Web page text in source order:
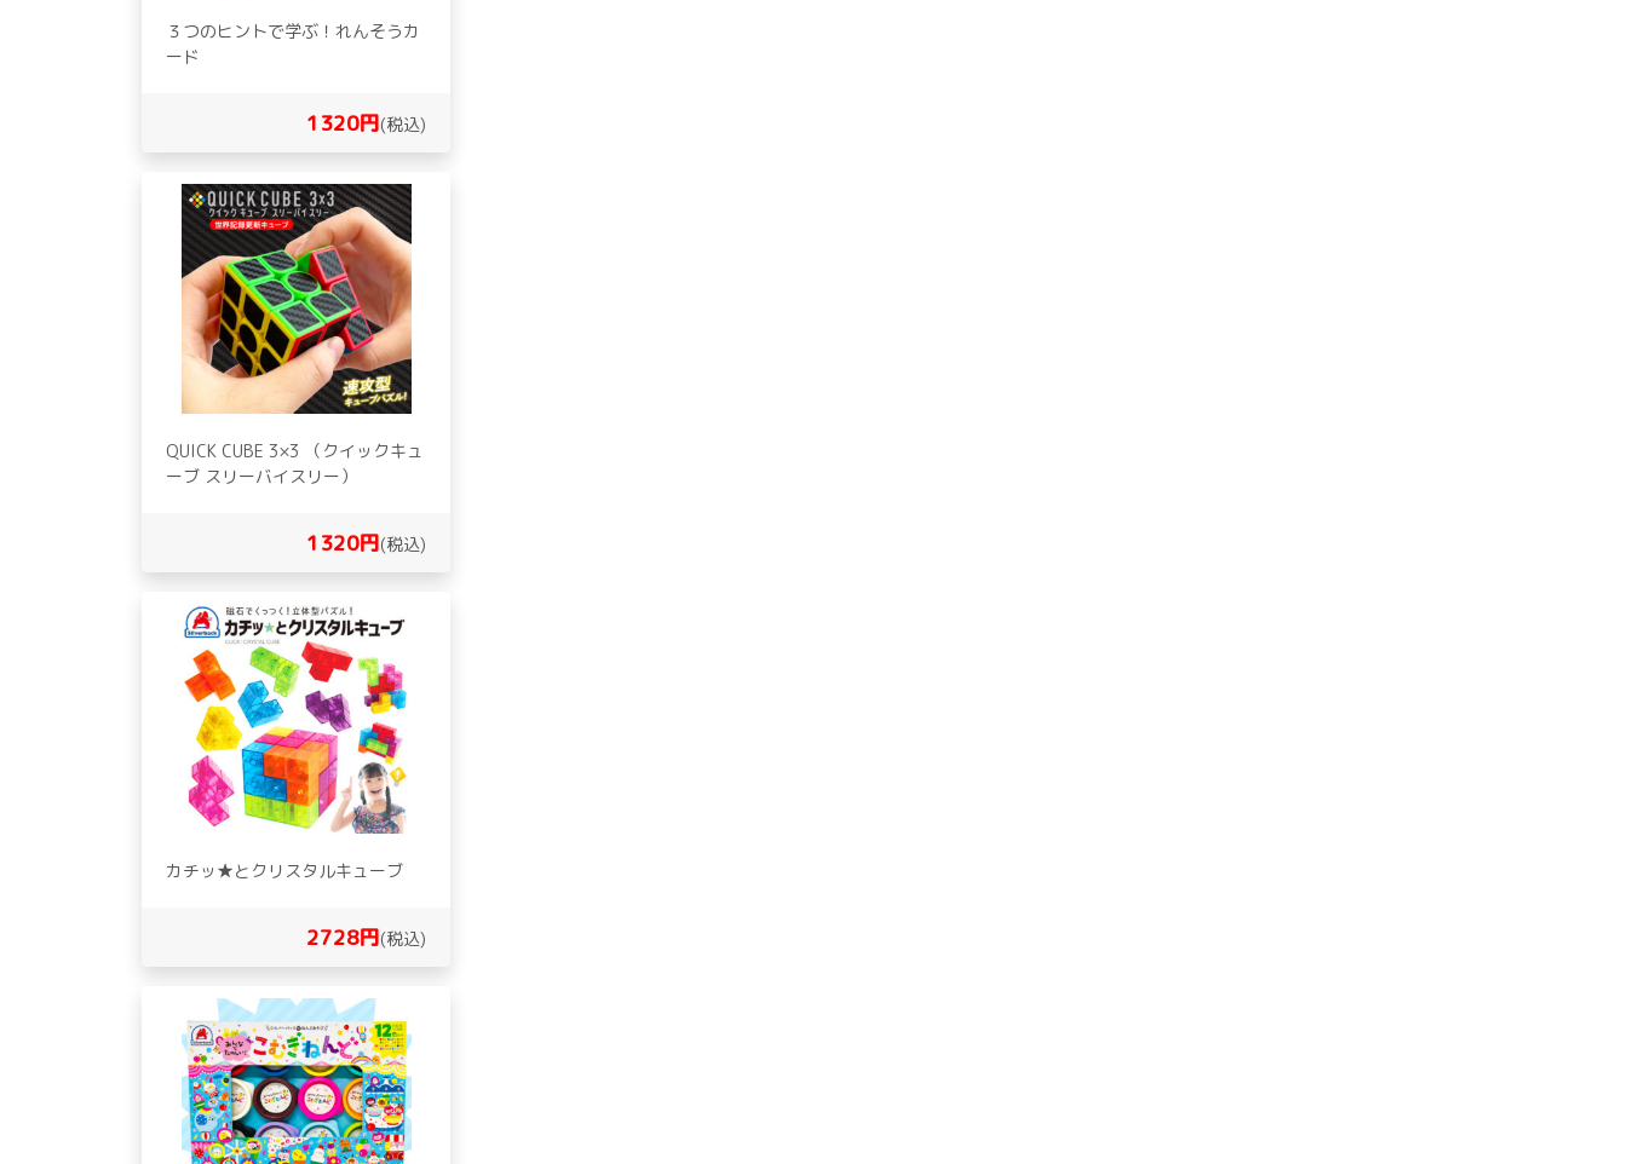
３つのヒントで学ぶ！れんそうカ
ード
1320円(税込)
QUICK CUBE 3×3 （クイックキュ
ーブ スリーバイスリー）
1320円(税込)
カチッ★とクリスタルキューブ
2728円(税込)